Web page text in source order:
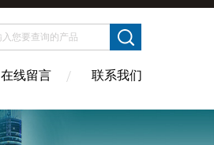
在线留言 联系我们